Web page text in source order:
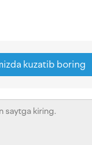
kuzatib boring